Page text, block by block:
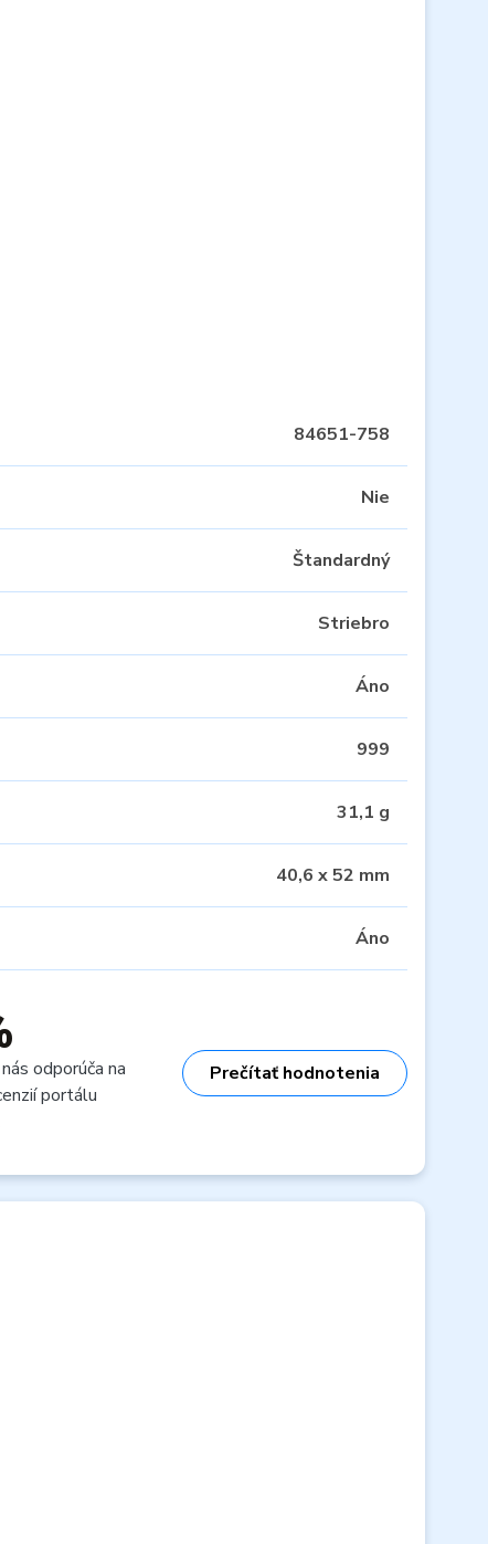
84651-758
Nie
Štandardný
Striebro
Áno
999
31,1 g
40,6 x 52 mm
Áno
odporúča na
portálu
Prečítať hodnotenia